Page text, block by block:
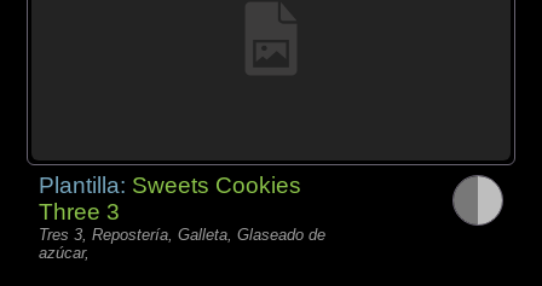
Plantilla: Sweets Cookies
Three 3
Tres 3, Repostería, Galleta, Glaseado de
azúcar,